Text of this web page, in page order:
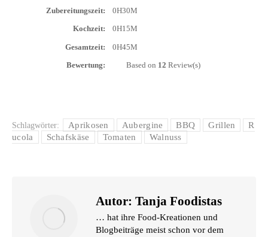
Zube­rei­tungs­zeit: 0H30M
Koch­zeit: 0H15M
Gesamt­zeit: 0H45M
Bewer­tung: Based on 12 Review(s)
Schlagwörter: Aprikosen Aubergine BBQ Grillen
R
ucola
Schafskäse Tomaten Walnuss
Autor: Tanja Foodistas
… hat ihre Food-Kreationen und
Blogbeiträge meist schon vor dem